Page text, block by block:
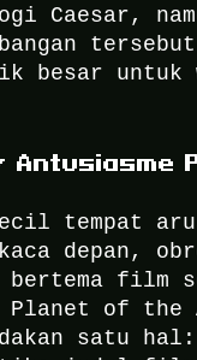
Caesar,
besar
Antusiasme
tempat
depan,
bertema film
of the
satu